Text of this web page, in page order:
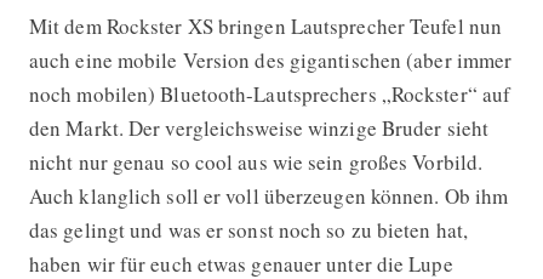
Teufel Rockster XS Testbericht
Mit dem Rockster XS bringen Lautsprecher Teufel nun
auch eine mobile Version des gigantischen (aber immer
noch mobilen) Bluetooth-Lautsprechers „Rockster“ auf
den Markt. Der vergleichsweise winzige Bruder sieht
nicht nur genau so cool aus wie sein großes Vorbild.
Auch klanglich soll er voll überzeugen können. Ob ihm
das gelingt und was er sonst noch so zu bieten hat,
haben wir für euch etwas genauer unter die Lupe